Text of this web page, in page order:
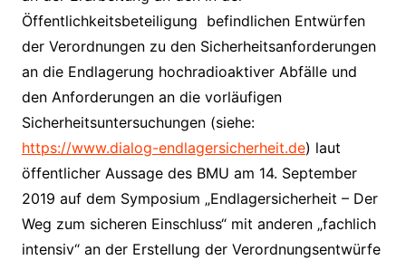
Öffentlichkeitsbeteiligung befindlichen Entwürfen
der Verordnungen zu den Sicherheitsanforderungen
an die Endlagerung hochradioaktiver Abfälle und
den Anforderungen an die vorläufigen
Sicherheitsuntersuchungen (siehe:
https://www.dialog-endlagersicherheit.de) laut
öffentlicher Aussage des BMU am 14. September
2019 auf dem Symposium „Endlagersicherheit – Der
Weg zum sicheren Einschluss“ mit anderen „fachlich
intensiv“ an der Erstellung der Verordnungsentwürfe